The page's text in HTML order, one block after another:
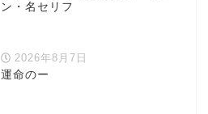
ン・名セリフ
2026年8月7日
運命のー